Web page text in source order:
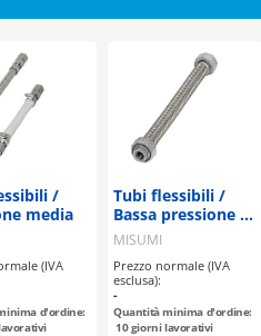
/
media
(IVA
d'ordine:
Tubi flessibili /
Bassa pressione /
Non saldati
MISUMI
Prezzo normale (IVA
esclusa):
-
Quantità minima d'ordine:
10giorni lavorativi